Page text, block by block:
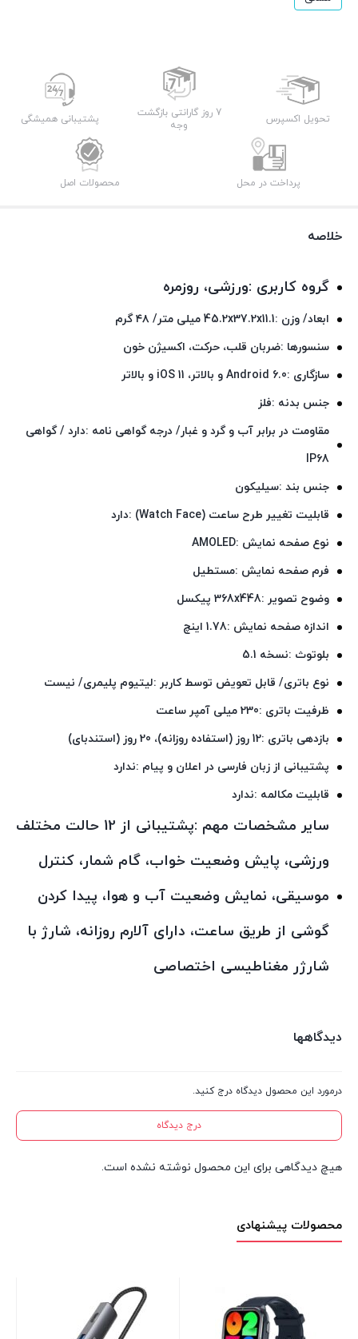
تحویل اکسپرس
7 روز گارانتی بازگشت
وجه
پشتیبانی همیشگی
پرداخت در محل محصولات اصل
خلاصه
گروه کاربری :ورزشی، روزمره
ابعاد/ وزن :45.2x37.2x11.1 میلی متر/ ۴۸ گرم
سنسورها :ضربان قلب، حرکت، اکسیژن خون
سازگاری :Android 6.0 و بالاتر، iOS 11 و بالاتر
جنس بدنه :فلز
مقاومت در برابر آب و گرد و غبار/ درجه گواهی‌ نامه :دارد / گواهی
IP68
جنس بند :سیلیکون
قابلیت تغییر طرح ساعت (Watch Face) :دارد
نوع صفحه نمایش :AMOLED
فرم صفحه نمایش :مستطیل
وضوح تصویر :368x448 پیکسل
اندازه صفحه نمایش :1.78 اینچ
بلوتوث :نسخه 5.1
نوع باتری/ قابل تعویض توسط کاربر :لیتیوم پلیمری/ نیست
ظرفیت باتری :230 میلی آمپر ساعت
بازدهی باتری :12 روز (استفاده روزانه)، 20 روز (استندبای)
پشتیبانی از زبان فارسی در اعلان و پیام :ندارد
قابلیت مکالمه :ندارد
سایر مشخصات مهم :پشتیبانی از 12 حالت مختلف
ورزشی، پایش وضعیت خواب، گام شمار، کنترل
موسیقی، نمایش وضعیت آب و هوا، پیدا کردن
گوشی از طریق ساعت، دارای آلارم روزانه، شارژ با
شارژر مغناطیسی اختصاصی
دیدگاهها
درمورد این محصول دیدگاه درج کنید.
درج دیدگاه
هیچ دیدگاهی برای این محصول نوشته نشده است.
محصولات پیشنهادی